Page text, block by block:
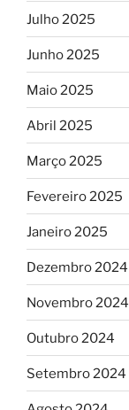
Julho 2025
Junho 2025
Maio 2025
Abril 2025
Março 2025
Fevereiro 2025
Janeiro 2025
Dezembro 2024
Novembro 2024
Outubro 2024
Setembro 2024